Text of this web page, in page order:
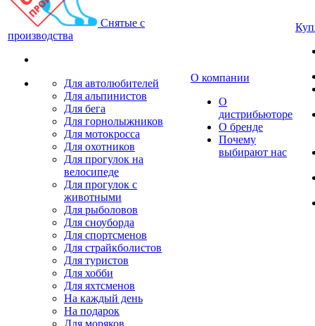
Снятые с
производства
Для автолюбителей
Для альпинистов
Для бега
Для горнолыжников
Для мотокросса
Для охотников
Для прогулок на
велосипеде
Для прогулок с
животными
Для рыболовов
Для сноуборда
Для спортсменов
Для страйкболистов
Для туристов
Для хобби
Для яхтсменов
На каждый день
На подарок
Для моряков
О компании
О
дистрибьюторе
О бренде
Почему
выбирают нас